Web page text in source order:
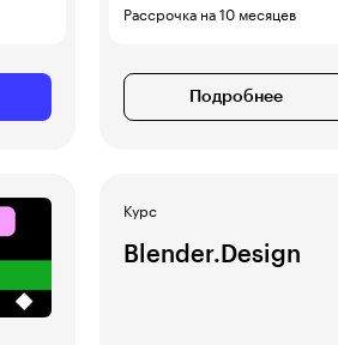
Рассрочка на 10 месяцев
Подробнее
Курс
Blender.Design